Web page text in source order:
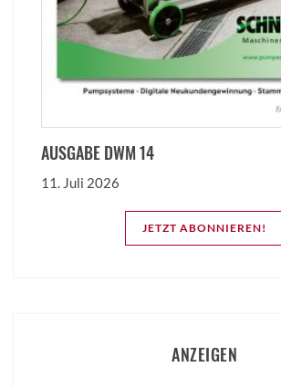
AUSGABE DWM 14
11. Juli 2026
JETZT ABONNIEREN!
ANZEIGEN